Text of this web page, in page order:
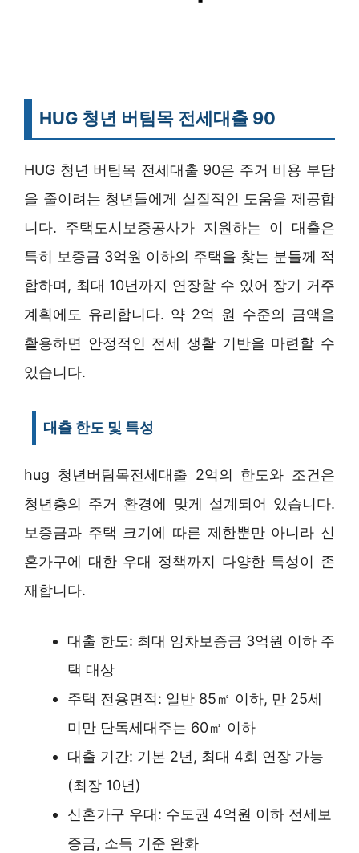
HUG 청년 버팀목 전세대출 90
HUG 청년 버팀목 전세대출 90은 주거 비용 부담
을 줄이려는 청년들에게 실질적인 도움을 제공합
니다. 주택도시보증공사가 지원하는 이 대출은
특히 보증금 3억원 이하의 주택을 찾는 분들께 적
합하며, 최대 10년까지 연장할 수 있어 장기 거주
계획에도 유리합니다. 약 2억 원 수준의 금액을
활용하면 안정적인 전세 생활 기반을 마련할 수
있습니다.
대출 한도 및 특성
hug 청년버팀목전세대출 2억의 한도와 조건은
청년층의 주거 환경에 맞게 설계되어 있습니다.
보증금과 주택 크기에 따른 제한뿐만 아니라 신
혼가구에 대한 우대 정책까지 다양한 특성이 존
재합니다.
대출 한도: 최대 임차보증금 3억원 이하 주
택 대상
주택 전용면적: 일반 85㎡ 이하, 만 25세
미만 단독세대주는 60㎡ 이하
대출 기간: 기본 2년, 최대 4회 연장 가능
(최장 10년)
신혼가구 우대: 수도권 4억원 이하 전세보
증금, 소득 기준 완화